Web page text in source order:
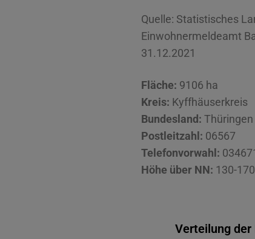
Quelle: Statistisches
Einwohnermeldeamt
31.12.2021
Fläche: 9106 ha
Kreis: Kyffhäuserkreis
Bundesland: Thüringen
Postleitzahl: 06567
Telefonvorwahl:
Höhe über NN: 130-
Verteilung der